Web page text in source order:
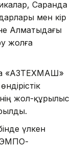
Саранда
мен кір
Алматыдағы
жолға
«ҚАЗТЕХМАШ»
жол-құрылыс
үлкен